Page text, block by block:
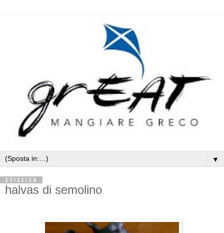
▼
17/11/14
halvas di semolino